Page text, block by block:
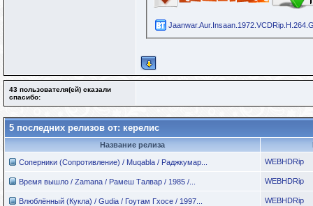
43 пользователя(ей) сказали
cпасибо:
5 последних релизов от: керелис
Название релиза
Соперники (Сопротивление) / Muqabla / Раджкумар... WEBHDRip
Время вышло / Zamana / Рамеш Талвар / 1985 /... WEBHDRip
Влюблённый (Кукла) / Gudia / Гоутам Гхосе / 1997... WEBHDRip